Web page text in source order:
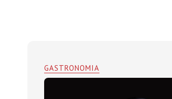
GASTRONOMIA